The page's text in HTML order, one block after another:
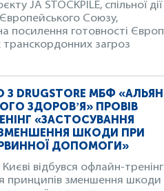
JA STOCKPILE, спільної дії
Союзу,
посилення готовності
загроз
З DRUGSTORE МБФ
ЗДОРОВʼЯ» ПРОВІВ
«ЗАСТОСУВАННЯ
ШКОДИ ПРИ
ДОПОМОГИ»
відбувся офлайн-тренінг
принципів зменшення шкоди